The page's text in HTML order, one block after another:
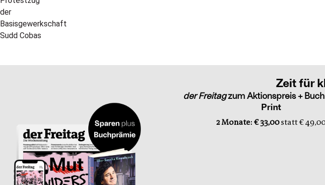
Zeit für
der Freitagzum Aktionspreis +
Print
2 Monate: € 33,00statt €